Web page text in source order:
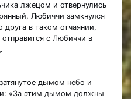
лжецом и отвернулись
Любиччи замкнулся
друга в таком отчаянии,
с Любиччи в
дымом небо и
«За этим дымом должны